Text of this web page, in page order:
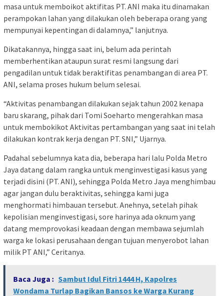
masa untuk memboikot aktifitas PT. ANI maka itu dinamakan
perampokan lahan yang dilakukan oleh beberapa orang yang
mempunyai kepentingan di dalamnya,” lanjutnya.
Dikatakannya, hingga saat ini, belum ada perintah
memberhentikan ataupun surat resmi langsung dari
pengadilan untuk tidak beraktifitas penambangan di area PT.
ANI, selama proses hukum belum selesai.
“Aktivitas penambangan dilakukan sejak tahun 2002 kenapa
baru skarang, pihak dari Tomi Soeharto mengerahkan masa
untuk membokikot Aktivitas pertambangan yang saat ini telah
dilakukan kontrak kerja dengan PT. SNI,” Ujarnya.
Padahal sebelumnya kata dia, beberapa hari lalu Polda Metro
Jaya datang dalam rangka untuk menginvestigasi kasus yang
terjadi disini (PT. ANI), sehingga Polda Metro Jaya menghimbau
agar jangan dulu beraktivitas, sehingga kami juga
menghormati himbauan tersebut. Anehnya, setelah pihak
kepolisian menginvestigasi, sore harinya ada oknum yang
datang memprovokasi keadaan dengan membawa sejumlah
warga ke lokasi perusahaan dengan tujuan menyerobot lahan
milik PT ANI,” Ceritanya.
Baca Juga : Sambut Idul Fitri 1444 H, Kapolres
Wondama Turlap Bagikan Bansos ke Warga Kurang